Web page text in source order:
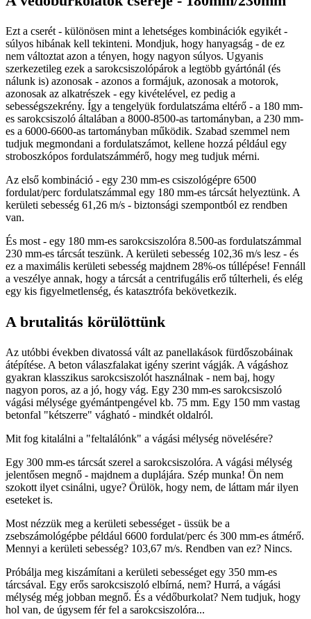
Ezt a cserét - különösen mint a lehetséges kombinációk egyikét -
súlyos hibának kell tekinteni. Mondjuk, hogy hanyagság - de ez
nem változtat azon a tényen, hogy nagyon súlyos. Ugyanis
szerkezetileg ezek a sarokcsiszolópárok a legtöbb gyártónál (és
nálunk is) azonosak - azonos a formájuk, azonosak a motorok,
azonosak az alkatrészek - egy kivételével, ez pedig a
sebességszekrény. Így a tengelyük fordulatszáma eltérő - a 180 mm-
es sarokcsiszoló általában a 8000-8500-as tartományban, a 230 mm-
es a 6000-6600-as tartományban működik. Szabad szemmel nem
tudjuk megmondani a fordulatszámot, kellene hozzá például egy
stroboszkópos fordulatszámmérő, hogy meg tudjuk mérni.
Az első kombináció - egy 230 mm-es csiszológépre 6500
fordulat/perc fordulatszámmal egy 180 mm-es tárcsát helyeztünk. A
kerületi sebesség 61,26 m/s - biztonsági szempontból ez rendben
van.
És most - egy 180 mm-es sarokcsiszolóra 8.500-as fordulatszámmal
230 mm-es tárcsát teszünk. A kerületi sebesség 102,36 m/s lesz - és
ez a maximális kerületi sebesség majdnem 28%-os túllépése! Fennáll
a veszélye annak, hogy a tárcsát a centrifugális erő túlterheli, és elég
egy kis figyelmetlenség, és katasztrófa bekövetkezik.
A brutalitás körülöttünk
Az utóbbi években divatossá vált az panellakások fürdőszobáinak
átépítése. A beton válaszfalakat igény szerint vágják. A vágáshoz
gyakran klasszikus sarokcsiszolót használnak - nem baj, hogy
nagyon poros, az a jó, hogy vág. Egy 230 mm-es sarokcsiszoló
vágási mélysége gyémántpengével kb. 75 mm. Egy 150 mm vastag
betonfal "kétszerre" vágható - mindkét oldalról.
Mit fog kitalálni a "feltalálónk" a vágási mélység növelésére?
Egy 300 mm-es tárcsát szerel a sarokcsiszolóra. A vágási mélység
jelentősen megnő - majdnem a duplájára. Szép munka! Ön nem
szokott ilyet csinálni, ugye? Örülök, hogy nem, de láttam már ilyen
eseteket is.
Most nézzük meg a kerületi sebességet - üssük be a
zsebszámológépbe például 6600 fordulat/perc és 300 mm-es átmérő.
Mennyi a kerületi sebesség? 103,67 m/s. Rendben van ez? Nincs.
Próbálja meg kiszámítani a kerületi sebességet egy 350 mm-es
tárcsával. Egy erős sarokcsiszoló elbírná, nem? Hurrá, a vágási
mélység még jobban megnő. És a védőburkolat? Nem tudjuk, hogy
hol van, de úgysem fér fel a sarokcsiszolóra...